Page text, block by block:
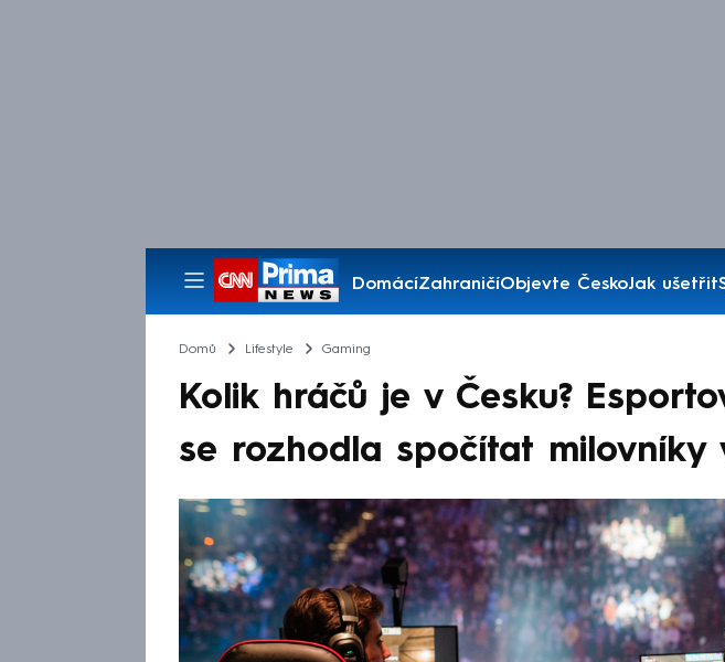
DomácíZahraničíObjevte ČeskoJak ušetřit
Pořady
Domů Lifestyle Gaming
Kolik hráčů je v Česku?
se rozhodla spočítat milovníky